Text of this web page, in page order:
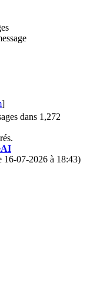
]
dans 1,272
16-07-2026 à 18:43)